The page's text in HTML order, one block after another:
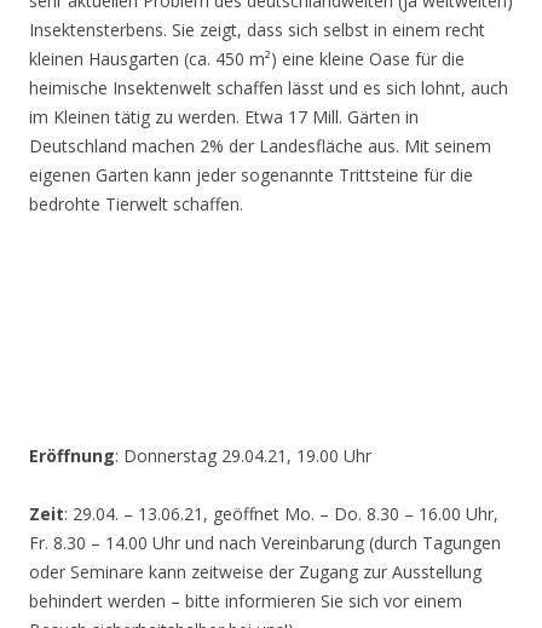
Insektensterbens. Sie zeigt, dass sich selbst in einem recht
kleinen Hausgarten (ca. 450 m²) eine kleine Oase für die
heimische Insektenwelt schaffen lässt und es sich lohnt, auch
im Kleinen tätig zu werden. Etwa 17 Mill. Gärten in
Deutschland machen 2% der Landesfläche aus. Mit seinem
eigenen Garten kann jeder sogenannte Trittsteine für die
bedrohte Tierwelt schaffen.
Eröffnung: Donnerstag 29.04.21, 19.00 Uhr
Zeit: 29.04. – 13.06.21, geöffnet Mo. – Do. 8.30 – 16.00 Uhr,
Fr. 8.30 – 14.00 Uhr und nach Vereinbarung (durch Tagungen
oder Seminare kann zeitweise der Zugang zur Ausstellung
behindert werden – bitte informieren Sie sich vor einem